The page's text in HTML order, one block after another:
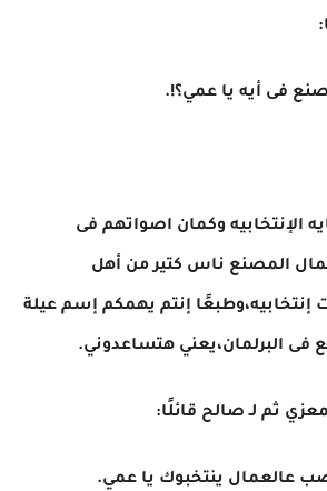
فى أيه يا عمي؟!.
الإنتخابيه وكمان اصواتهم فى
المصنع ناس كتير من أهل
إنتخابيه،وطبعًا إنتم يهمكم إسم عيلة
فى البرلمان،يعني هتساعدوني.
ثم لـ صالح قائلًا:
عالعمال ينتخبوك يا عمي.